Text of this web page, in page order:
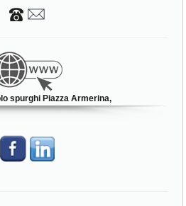
spurghi Piazza Armerina,